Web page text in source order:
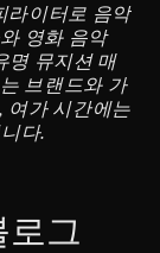
라이터로 음악
영화 음악
명 뮤지션 매
브랜드와 가
여가 시간에는
다.
로그